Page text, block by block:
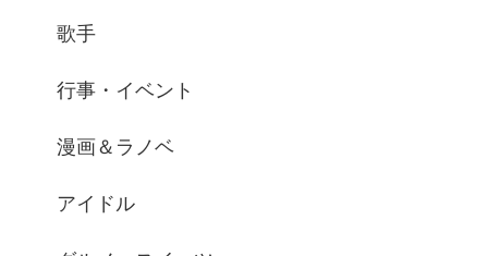
歌手
行事・イベント
漫画＆ラノベ
アイドル